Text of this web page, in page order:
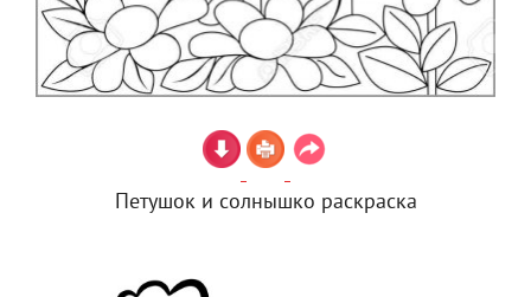
Петушок и солнышко раскраска